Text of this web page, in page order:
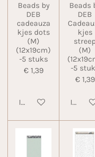
Beads by
DEB
cadeauza
kjes dots
(M)
(12x19cm)
-5 stuks
€ 1,39
In winkelwagen
Beads
DEB
kjes
(M)
-5
€ 1,39
In